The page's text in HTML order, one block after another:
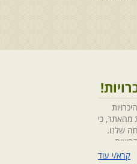
מהאתר, כי
שלנו.
החד
קרא/י עוד